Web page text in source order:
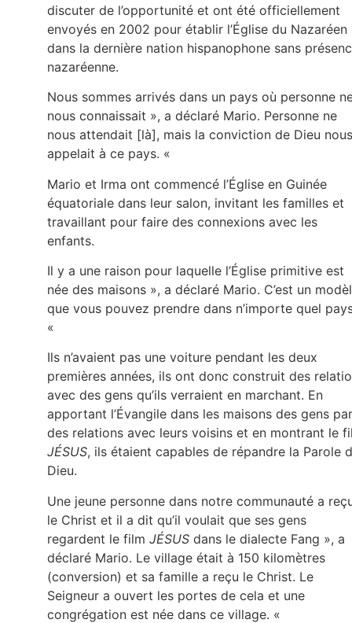
discuter de l’opportunité et ont été officiellement
envoyés en 2002 pour établir l’Église du Nazaréen
dans la dernière nation hispanophone sans
nazaréenne.
Nous sommes arrivés dans un pays où personne
nous connaissait », a déclaré Mario. Personne ne
nous attendait [là], mais la conviction de Dieu nous
appelait à ce pays. «
Mario et Irma ont commencé l’Église en Guinée
équatoriale dans leur salon, invitant les familles et
travaillant pour faire des connexions avec les
enfants.
Il y a une raison pour laquelle l’Église primitive est
née des maisons », a déclaré Mario. C’est un
que vous pouvez prendre dans n’importe quel
«
Ils n’avaient pas une voiture pendant les deux
premières années, ils ont donc construit des
avec des gens qu’ils verraient en marchant. En
apportant l’Évangile dans les maisons des gens par
des relations avec leurs voisins et en montrant le
JÉSUS, ils étaient capables de répandre la Parole
Dieu.
Une jeune personne dans notre communauté a
le Christ et il a dit qu’il voulait que ses gens
regardent le film JÉSUS dans le dialecte Fang », a
déclaré Mario. Le village était à 150 kilomètres
(conversion) et sa famille a reçu le Christ. Le
Seigneur a ouvert les portes de cela et une
congrégation est née dans ce village. «